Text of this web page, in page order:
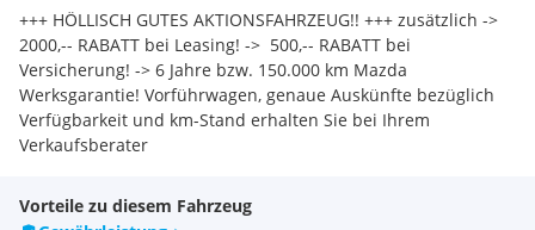
+++ HÖLLISCH GUTES AKTIONSFAHRZEUG!! +++ zusätzlich -> 
2000,-- RABATT bei Leasing! ->  500,-- RABATT bei
Versicherung! -> 6 Jahre bzw. 150.000 km Mazda
Werksgarantie! Vorführwagen, genaue Auskünfte bezüglich
Verfügbarkeit und km-Stand erhalten Sie bei Ihrem
Verkaufsberater
Vorteile zu diesem Fahrzeug